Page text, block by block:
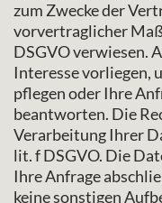
zum Zwecke der
vorvertraglicher
DSGVO verwiesen.
Interesse vorliegen,
pflegen oder Ihre
beantworten. Die
Verarbeitung Ihrer
lit. f DSGVO. Die
Ihre Anfrage
keine sonstigen